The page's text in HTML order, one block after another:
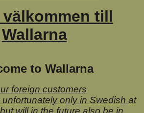
välkommen till
Wallarna
to Wallarna
foreign customers
only in Swedish at
will in the future also be in